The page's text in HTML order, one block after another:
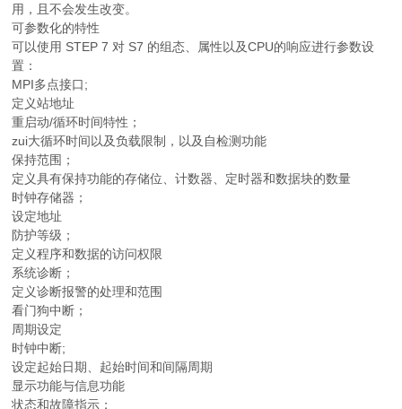
用，且不会发生改变。
可参数化的特性
可以使用 STEP 7 对 S7 的组态、属性以及CPU的响应进行参数设
置：
MPI多点接口;
定义站地址
重启动/循环时间特性；
zui大循环时间以及负载限制，以及自检测功能
保持范围；
定义具有保持功能的存储位、计数器、定时器和数据块的数量
时钟存储器；
设定地址
防护等级；
定义程序和数据的访问权限
系统诊断；
定义诊断报警的处理和范围
看门狗中断；
周期设定
时钟中断;
设定起始日期、起始时间和间隔周期
显示功能与信息功能
状态和故障指示；